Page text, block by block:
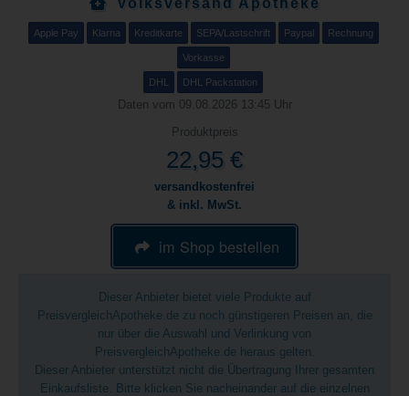
Volksversand Apotheke
Apple Pay Klarna Kreditkarte SEPA/Lastschrift Paypal Rechnung
Vorkasse
DHL DHL Packstation
Daten vom 09.08.2026 13:45 Uhr
Produktpreis
22,95 €
versandkostenfrei
& inkl. MwSt.
im Shop bestellen
Dieser Anbieter bietet viele Produkte auf
PreisvergleichApotheke.de zu noch günstigeren Preisen an, die
nur über die Auswahl und Verlinkung von
PreisvergleichApotheke.de heraus gelten.
Dieser Anbieter unterstützt nicht die Übertragung Ihrer gesamten
Einkaufsliste. Bitte klicken Sie nacheinander auf die einzelnen